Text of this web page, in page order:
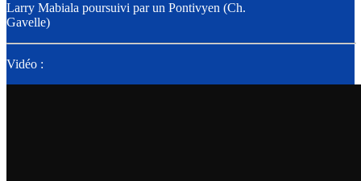
Larry Mabiala poursuivi par un Pontivyen (Ch.
Gavelle)
Vidéo :